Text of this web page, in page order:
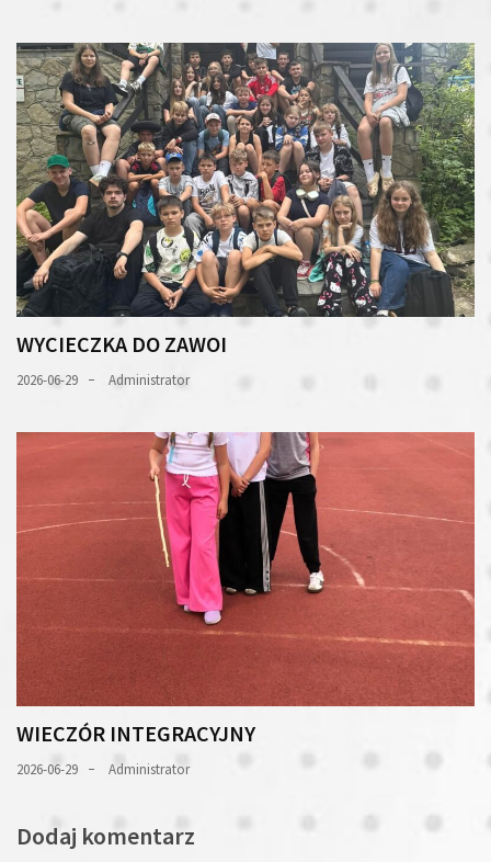
WYCIECZKA DO ZAWOI
2026-06-29 Administrator
WIECZÓR INTEGRACYJNY
2026-06-29 Administrator
Dodaj komentarz